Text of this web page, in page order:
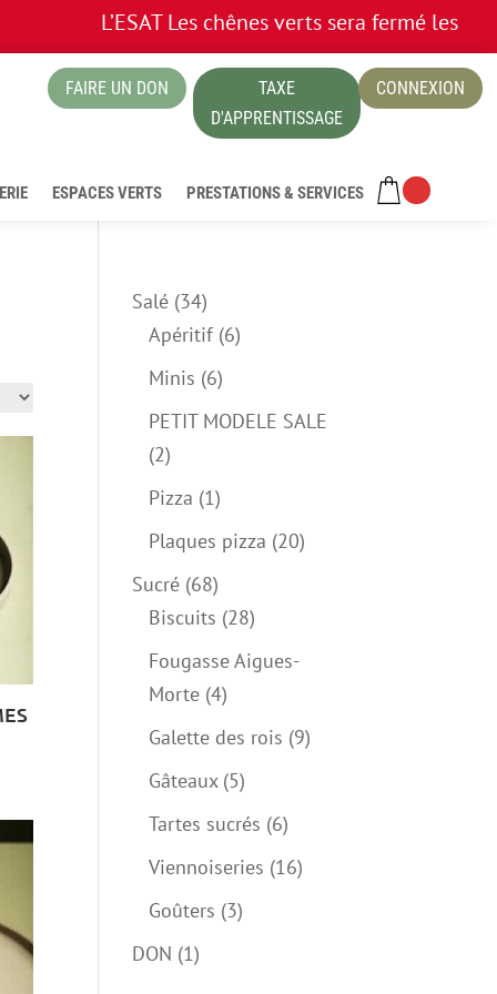
L’ESAT Les chênes verts sera fermé les 13
FAIRE UN DON
TAXE
D'APPRENTISSAGE
CONNEXION
ESPACES VERTS PRESTATIONS & SERVICES
Salé 3434
produits
Apéritif 66
Minis 66
produits
PETIT MODELE SALE
22
produits
Pizza 11
produit
Plaques pizza 2020
Sucré 6868
produits
Biscuits 2828
produits
Fougasse Aigues-
Morte 44
produits
Galette des rois 99
Gâteaux 55
produits
Tartes sucrés 66
produits
Viennoiseries 1616
Goûters 33
DON 11